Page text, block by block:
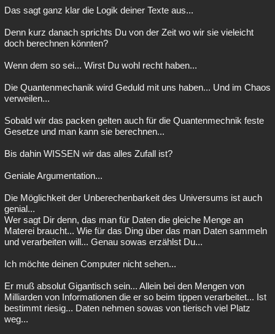
Das sagt ganz klar die Logik deiner Texte aus...
Denn kurz danach sprichts Du von der Zeit wo wir sie vieleicht
doch berechnen könnten?
Wenn dem so sei... Wirst Du wohl recht haben...
Die Quantenmechanik wird Geduld mit uns haben... Und im Chaos
verweilen...
Sobald wir das packen gelten auch für die Quantenmechnik feste
Gesetze und man kann sie berechnen...
Bis dahin WISSEN wir das alles Zufall ist?
Geniale Argumentation...
Die Möglichkeit der Unberechenbarkeit des Universums ist auch
genial...
Wer sagt Dir denn, das man für Daten die gleiche Menge an
Materei braucht... Wie für das Ding über das man Daten sammeln
und verarbeiten will... Genau sowas erzählst Du...
Ich möchte deinen Computer nicht sehen...
Er muß absolut Gigantisch sein... Allein bei den Mengen von
Milliarden von Informationen die er so beim tippen verarbeitet... Ist
bestimmt riesig... Daten nehmen sowas von tierisch viel Platz
weg...